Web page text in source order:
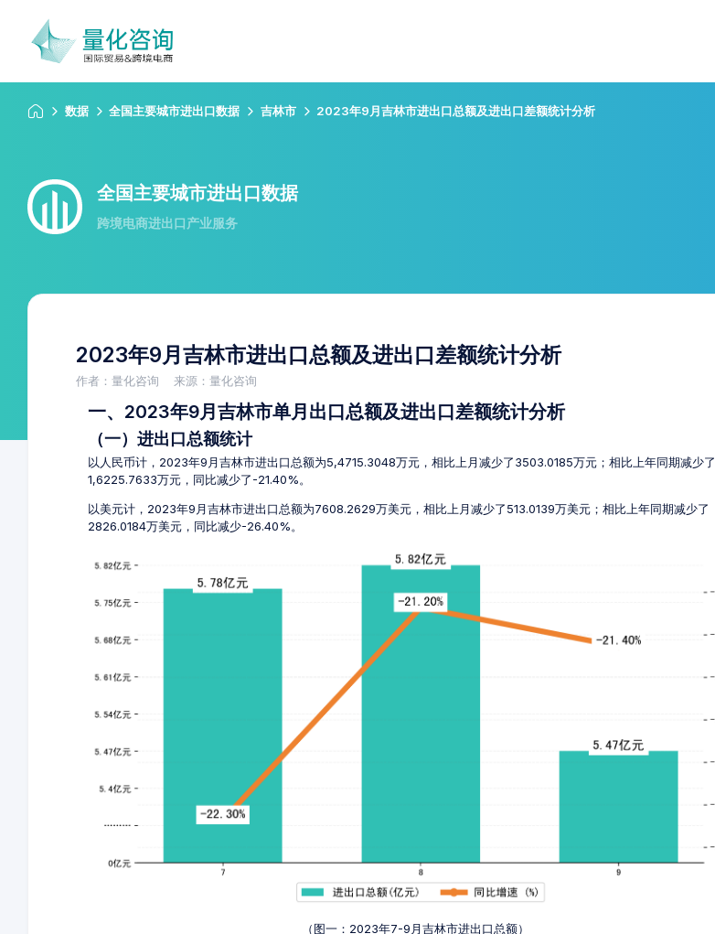
数据 全国主要城市进出口数据 吉林市 2023年9月吉林市进出口总额及进出口差额统计分析
全国主要城市进出口数据
跨境电商进出口产业服务
2023年9月吉林市进出口总额及进出口差额统计分析
作者：量化咨询 来源：量化咨询
一、2023年9月吉林市单月出口总额及进出口差额统计分析
（一）进出口总额统计
以人民币计，2023年9月吉林市进出口总额为5,4715.3048万元，相比上月减少了3503.0185万元；相比上年同期减少了
1,6225.7633万元，同比减少了-21.40%。
以美元计，2023年9月吉林市进出口总额为7608.2629万美元，相比上月减少了513.0139万美元；相比上年同期减少了
2826.0184万美元，同比减少-26.40%。
（图一：2023年7-9月吉林市进出口总额）